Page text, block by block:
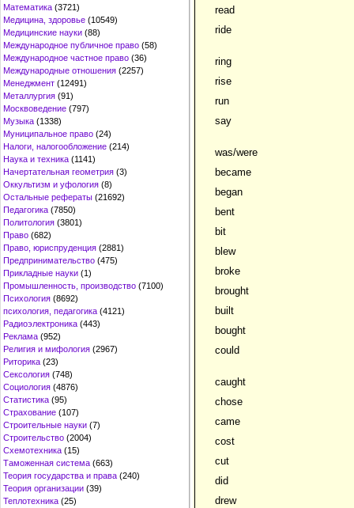
Математика (3721)
Медицина, здоровье (10549)
Медицинские науки (88)
Международное публичное право (58)
Международное частное право (36)
Международные отношения (2257)
Менеджмент (12491)
Металлургия (91)
Москвоведение (797)
Музыка (1338)
Муниципальное право (24)
Налоги, налогообложение (214)
Наука и техника (1141)
Начертательная геометрия (3)
Оккультизм и уфология (8)
Остальные рефераты (21692)
Педагогика (7850)
Политология (3801)
Право (682)
Право, юриспруденция (2881)
Предпринимательство (475)
Прикладные науки (1)
Промышленность, производство (7100)
Психология (8692)
психология, педагогика (4121)
Радиоэлектроника (443)
Реклама (952)
Религия и мифология (2967)
Риторика (23)
Сексология (748)
Социология (4876)
Статистика (95)
Страхование (107)
Строительные науки (7)
Строительство (2004)
Схемотехника (15)
Таможенная система (663)
Теория государства и права (240)
Теория организации (39)
Теплотехника (25)
read
ride
ring
rise
run
say
was/were
became
began
bent
bit
blew
broke
brought
built
bought
could
caught
chose
came
cost
cut
did
drew